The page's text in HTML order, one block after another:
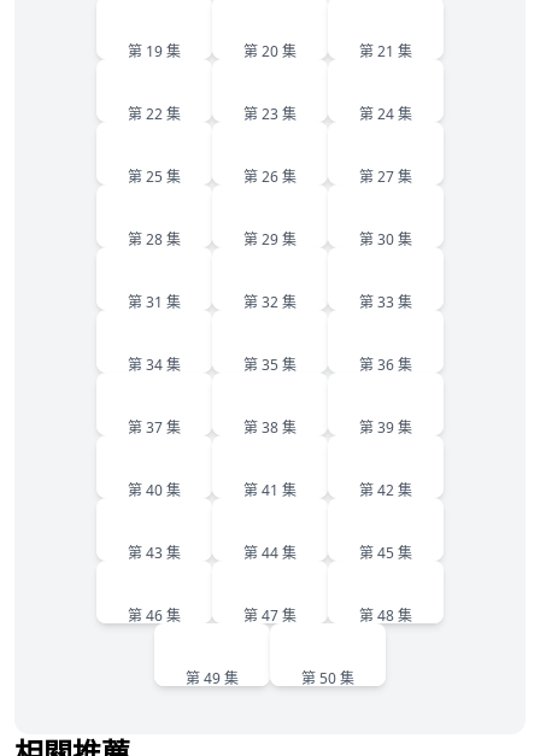
第 19 集 第 20 集 第 21 集
第 22 集 第 23 集 第 24 集
第 25 集 第 26 集 第 27 集
第 28 集 第 29 集 第 30 集
第 31 集 第 32 集 第 33 集
第 34 集 第 35 集 第 36 集
第 37 集 第 38 集 第 39 集
第 40 集 第 41 集 第 42 集
第 43 集 第 44 集 第 45 集
第 46 集 第 47 集 第 48 集
第 49 集 第 50 集